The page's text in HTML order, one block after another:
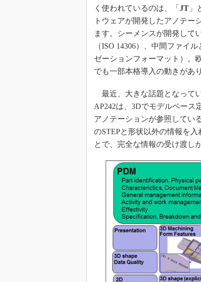
く使われているのは、「 JT 」
トウェアが開発したアノテー
ます。シーメンスが開発して
（ISO 14306）、中間ファイ
ゼーションフォーマット）。
でも一部本格導入の動きがあ
最近、大きな話題となって
AP242は、3Dでモデルベース
アノテーションが参照してい
のSTEPと形状以外の情報を入
とで、完全な情報の受け渡し